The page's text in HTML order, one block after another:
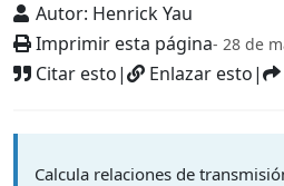
Autor: Henrick Yau
Imprimir esta página- 28 de
Citar esto| Enlazar esto|
Calcula relaciones de